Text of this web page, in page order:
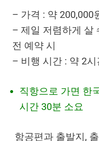
– 가격 : 약 200,000
– 제일 저렴하게 살
전 예약 시
– 비행 시간 : 약 2시
직항으로 가면 한
시간 30분 소요
항공편과 출발지,